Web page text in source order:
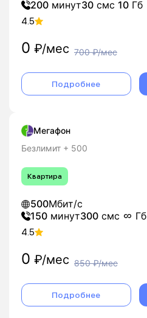
200 минут30 смс 10 Гб
4.5
0 ₽/мес 700₽/мес
Подробнее
Мегафон
Безлимит + 500
Квартира
500Мбит/с
150 минут300 смс Гб
4.5
0 ₽/мес 850₽/мес
Подробнее